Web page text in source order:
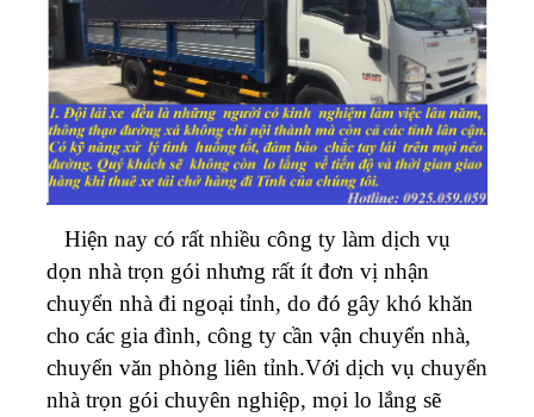
Hiện nay có rất nhiều công ty làm dịch vụ
dọn nhà trọn gói nhưng rất ít đơn vị nhận
chuyển nhà đi ngoại tỉnh, do đó gây khó khăn
cho các gia đình, công ty cần vận chuyển nhà,
chuyển văn phòng liên tỉnh.Với dịch vụ chuyển
nhà trọn gói chuyên nghiệp, mọi lo lắng sẽ